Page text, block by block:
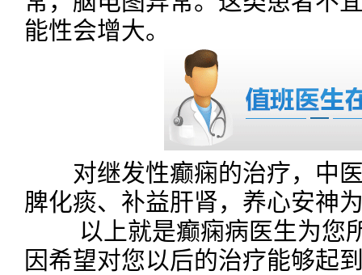
能性会增大。
对继发性癫痫的治疗，中医
脾化痰、补益肝肾，养心安神
以上就是癫痫病医生为您
因希望对您以后的治疗能够起